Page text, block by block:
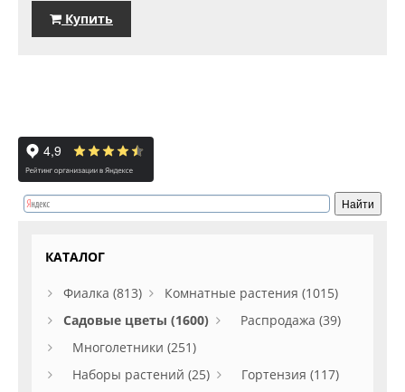
Купить
КАТАЛОГ
Фиалка (813)
Комнатные растения (1015)
Садовые цветы (1600)
Распродажа (39)
Многолетники (251)
Наборы растений (25)
Гортензия (117)